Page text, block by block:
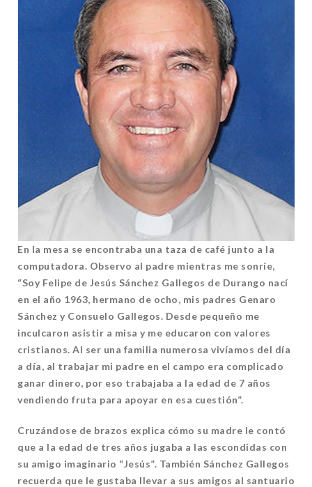
En la mesa se encontraba una taza de café junto a la
computadora. Observo al padre mientras me sonríe,
“Soy Felipe de Jesús Sánchez Gallegos de Durango nací
en el año 1963, hermano de ocho, mis padres Genaro
Sánchez y Consuelo Gallegos. Desde pequeño me
inculcaron asistir a misa y me educaron con valores
cristianos. Al ser una familia numerosa vivíamos del día
a día, al trabajar mi padre en el campo era complicado
ganar dinero, por eso trabajaba a la edad de 7 años
vendiendo fruta para apoyar en esa cuestión”.
Cruzándose de brazos explica cómo su madre le contó
que a la edad de tres años jugaba a las escondidas con
su amigo imaginario “Jesús”. También Sánchez Gallegos
recuerda que le gustaba llevar a sus amigos al santuario